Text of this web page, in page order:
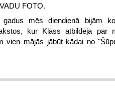
FOTO.
gadus mēs diendienā bijām
kur Klāss atbildēja par
vien mājās jābūt kādai no